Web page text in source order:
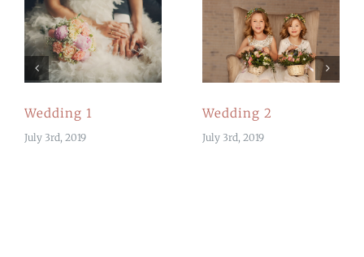
Wedding 1
July 3rd, 2019
Wedding 2
July 3rd, 2019